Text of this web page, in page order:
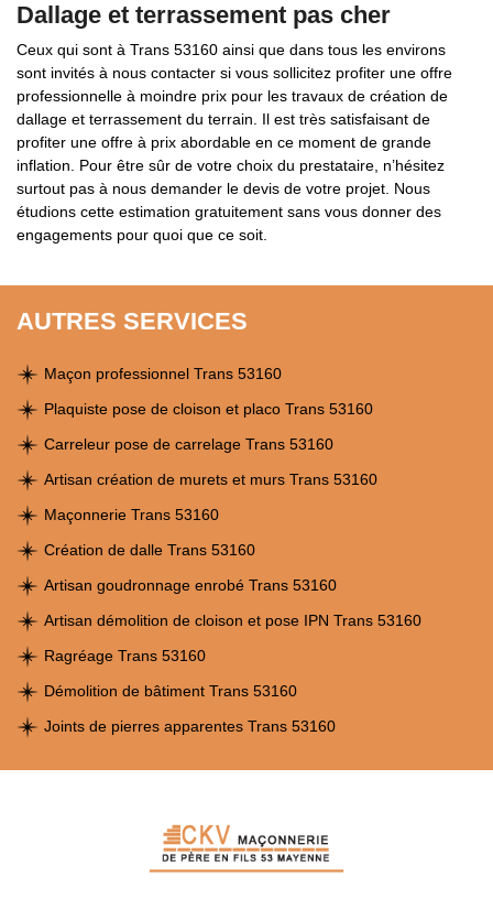
Dallage et terrassement pas cher
Ceux qui sont à Trans 53160 ainsi que dans tous les environs
sont invités à nous contacter si vous sollicitez profiter une offre
professionnelle à moindre prix pour les travaux de création de
dallage et terrassement du terrain. Il est très satisfaisant de
profiter une offre à prix abordable en ce moment de grande
inflation. Pour être sûr de votre choix du prestataire, n’hésitez
surtout pas à nous demander le devis de votre projet. Nous
étudions cette estimation gratuitement sans vous donner des
engagements pour quoi que ce soit.
AUTRES SERVICES
Maçon professionnel Trans 53160
Plaquiste pose de cloison et placo Trans 53160
Carreleur pose de carrelage Trans 53160
Artisan création de murets et murs Trans 53160
Maçonnerie Trans 53160
Création de dalle Trans 53160
Artisan goudronnage enrobé Trans 53160
Artisan démolition de cloison et pose IPN Trans 53160
Ragréage Trans 53160
Démolition de bâtiment Trans 53160
Joints de pierres apparentes Trans 53160